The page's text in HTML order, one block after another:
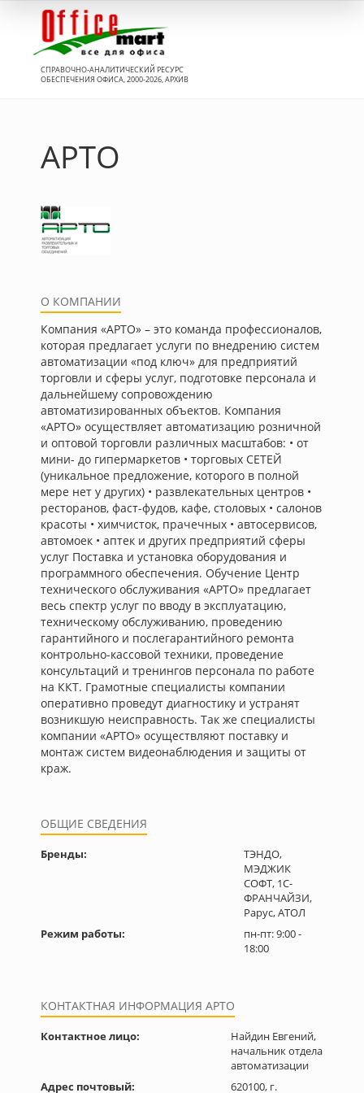
СПРАВОЧНО-АНАЛИТИЧЕСКИЙ РЕСУРС
ОБЕСПЕЧЕНИЯ ОФИСА, 2000-2026, АРХИВ
АРТО
О КОМПАНИИ
Компания «АРТО» – это команда профессионалов,
которая предлагает услуги по внедрению систем
автоматизации «под ключ» для предприятий
торговли и сферы услуг, подготовке персонала и
дальнейшему сопровождению
автоматизированных объектов. Компания
«АРТО» осуществляет автоматизацию розничной
и оптовой торговли различных масштабов: • от
мини- до гипермаркетов • торговых СЕТЕЙ
(уникальное предложение, которого в полной
мере нет у других) • развлекательных центров •
ресторанов, фаст-фудов, кафе, столовых • салонов
красоты • химчисток, прачечных • автосервисов,
автомоек • аптек и других предприятий сферы
услуг Поставка и установка оборудования и
программного обеспечения. Обучение Центр
технического обслуживания «АРТО» предлагает
весь спектр услуг по вводу в эксплуатацию,
техническому обслуживанию, проведению
гарантийного и послегарантийного ремонта
контрольно-кассовой техники, проведение
консультаций и тренингов персонала по работе
на ККТ. Грамотные специалисты компании
оперативно проведут диагностику и устранят
возникшую неисправность. Так же специалисты
компании «АРТО» осуществляют поставку и
монтаж систем видеонаблюдения и защиты от
краж.
ОБЩИЕ СВЕДЕНИЯ
Бренды:
ТЭНДО,
МЭДЖИК
СОФТ, 1С-
ФРАНЧАЙЗИ,
Рарус, АТОЛ
Режим работы:
пн-пт: 9:00 -
18:00
КОНТАКТНАЯ ИНФОРМАЦИЯ АРТО
Контактное лицо:
Найдин Евгений,
начальник отдела
автоматизации
Адрес почтовый:
620100, г.